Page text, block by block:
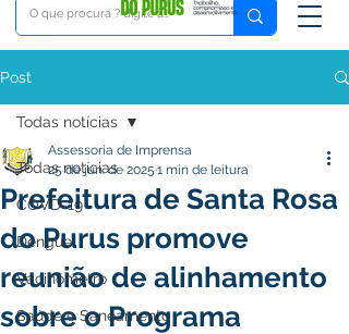
Post
Todas notícias
COVD-19
Dengue
Vacinômetro
Saúde e Saneamento
Todas notícias
Prefeitura de Santa Rosa
do Purus promove
reunião de alinhamento
sobre o Programa
Assessoria de Imprensa
25 de jun. de 2025 1 min de leitura